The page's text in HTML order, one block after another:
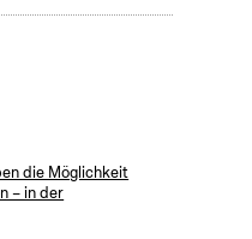
die Möglichkeit
– in der